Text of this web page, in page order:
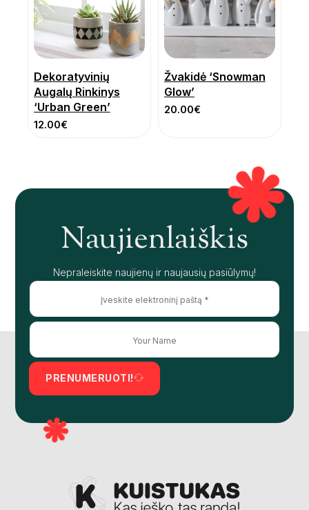
Dekoratyvinių
Augalų Rinkinys
‘Urban Green’
12.00€
Žvakidė ‘Snowman
Glow’
20.00€
Naujienlaiškis
Nepraleiskite naujienų ir naujausių pasiūlymų!
PRENUMERUOTI!